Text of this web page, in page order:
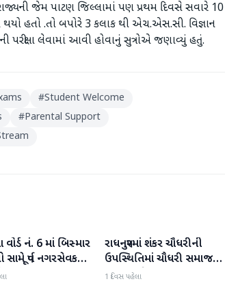
જેમ પાટણ જિલ્લામાં પણ પ્રથમ દિવસે સવારે 10
થયો હતો .તો બપોરે 3 કલાક થી એચ.એસ.સી. વિજ્ઞાન
પરીક્ષા લેવામાં આવી હોવાનું સુત્રોએ જણાવ્યું હતું.
#Student Welcome
#Parental Support
વોર્ડ નં. 6 માં બિસ્માર
પૂર્વ નગરસેવક
પાટણ
રાધનપુરમાં શંકર ચૌધરીની
ઉપસ્થિતિમાં ચૌધરી સમાજની
સભા મળી
1 દિવસ પહેલા